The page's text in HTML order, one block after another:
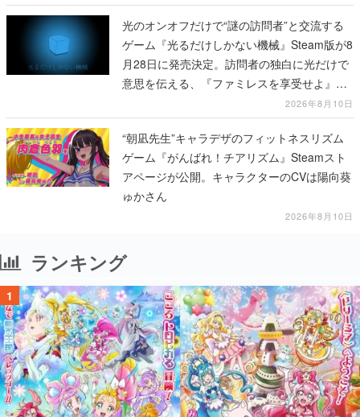
光のオンオフだけで“謎の訪問者”と交流する
ゲーム『光るだけしかない機械』Steam版が8
月28日に発売決定。訪問者の独白に光だけで
意思を伝える、『ファミレスを享受せよ』開
2026年8月10日
“朝凪先生”キャラデザのフィットネスリズム
ゲーム『がんばれ！チアリズム』Steamスト
アページが公開。キャラクターのCVは陽向葵
ゅかさん
2026年8月10日
ランキング
1